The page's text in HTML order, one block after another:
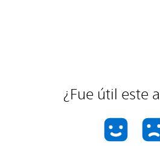
¿Fue útil este